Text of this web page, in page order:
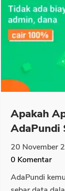
Apakah
AdaPundi
20 November
0 Komentar
AdaPundi